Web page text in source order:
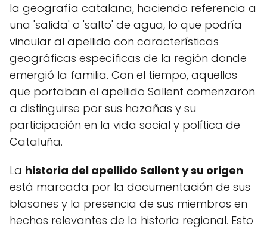
la geografía catalana, haciendo referencia a
una 'salida' o 'salto' de agua, lo que podría
vincular al apellido con características
geográficas específicas de la región donde
emergió la familia. Con el tiempo, aquellos
que portaban el apellido Sallent comenzaron
a distinguirse por sus hazañas y su
participación en la vida social y política de
Cataluña.
La historia del apellido Sallent y su origen
está marcada por la documentación de sus
blasones y la presencia de sus miembros en
hechos relevantes de la historia regional. Esto